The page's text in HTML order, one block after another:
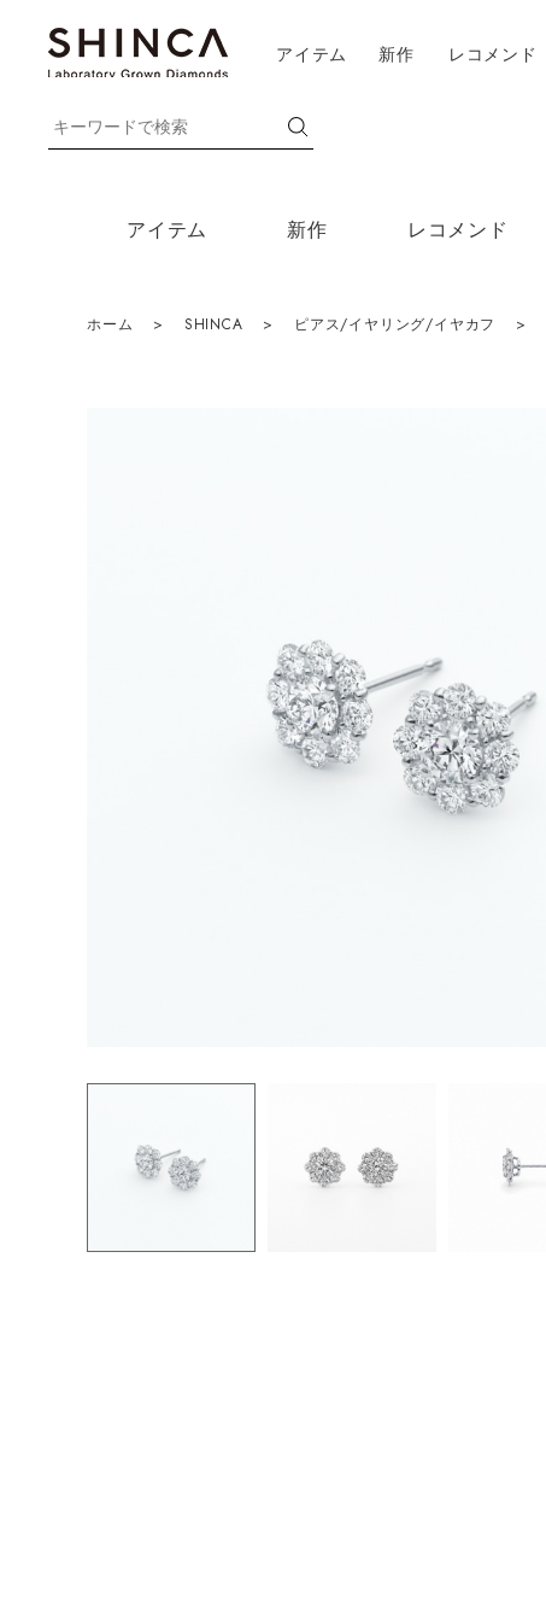
アイテム 新作 レコメンド
アイテム 新作 レコメンド
ホーム > SHINCA > ピアス/イヤリング/イヤカフ >